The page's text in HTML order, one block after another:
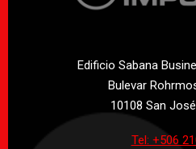
Edificio Sabana
Bulevar
10108 San
Tel: +506